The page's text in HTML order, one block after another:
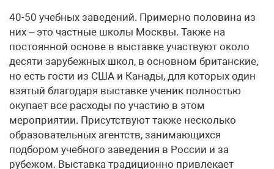
40-50 учебных заведений. Примерно половина из
них – это частные школы Москвы. Также на
постоянной основе в выставке участвуют около
десяти зарубежных школ, в основном британские,
но есть гости из США и Канады, для которых один
взятый благодаря выставке ученик полностью
окупает все расходы по участию в этом
мероприятии. Присутствуют также несколько
образовательных агентств, занимающихся
подбором учебного заведения в России и за
рубежом. Выставка традиционно привлекает